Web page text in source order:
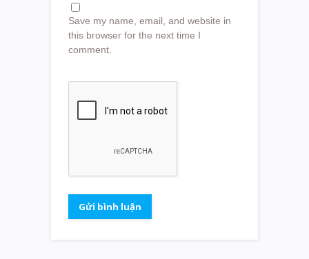
Save my name, email, and website in
this browser for the next time I
comment.